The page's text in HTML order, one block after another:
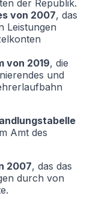
der Republik.
von 2007, das
Leistungen
von 2019, die
und
Amt des
2007, das das
durch von